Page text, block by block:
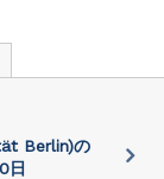
Berlin)の
⽇